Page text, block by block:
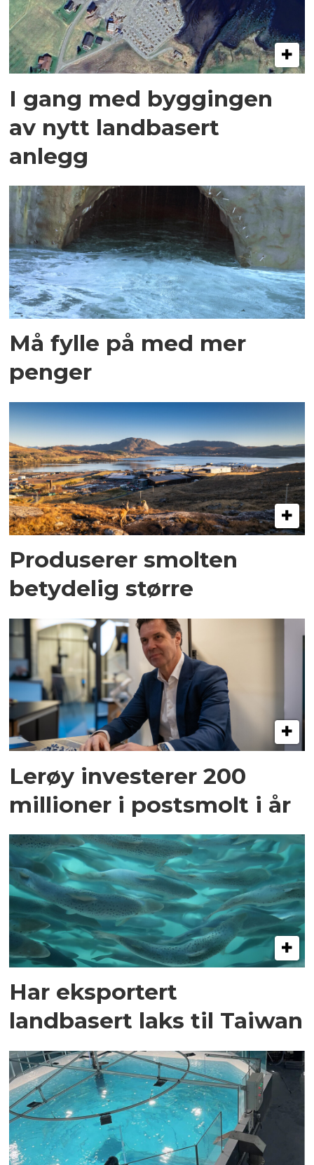
I gang med byggingen
av nytt landbasert
anlegg
Må fylle på med mer
penger
Produserer smolten
betydelig større
Lerøy investerer 200
millioner i postsmolt i år
Har eksportert
landbasert laks til Taiwan